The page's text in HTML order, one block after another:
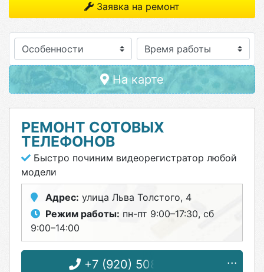
Заявка на ремонт
Особенности
На карте
РЕМОНТ СОТОВЫХ
ТЕЛЕФОНОВ
Быстро починим видеорегистратор любой
модели
Адрес: улица Льва Толстого, 4
Режим работы: пн-пт 9:00–17:30, сб
9:00–14:00
+7 (920) 508-13-66